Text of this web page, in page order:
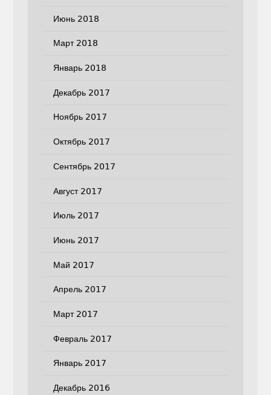
Июнь 2018
Март 2018
Январь 2018
Декабрь 2017
Ноябрь 2017
Октябрь 2017
Сентябрь 2017
Август 2017
Июль 2017
Июнь 2017
Май 2017
Апрель 2017
Март 2017
Февраль 2017
Январь 2017
Декабрь 2016